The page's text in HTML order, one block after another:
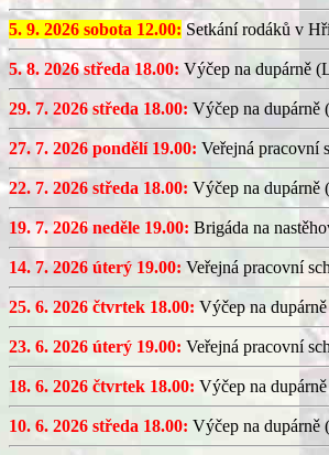
5. 9. 2026 sobota 12.00: Setkání rodáků v
5. 8. 2026 středa 18.00: Výčep na dupárně
29. 7. 2026 středa 18.00: Výčep na dupárně
27. 7. 2026 pondělí 19.00: Veřejná pracovní
22. 7. 2026 středa 18.00: Výčep na dupárně
19. 7. 2026 neděle 19.00: Brigáda na
14. 7. 2026 úterý 19.00: Veřejná pracovní
25. 6. 2026 čtvrtek 18.00: Výčep na
23. 6. 2026 úterý 19.00: Veřejná pracovní
18. 6. 2026 čtvrtek 18.00: Výčep na
10. 6. 2026 středa 18.00: Výčep na dupárně